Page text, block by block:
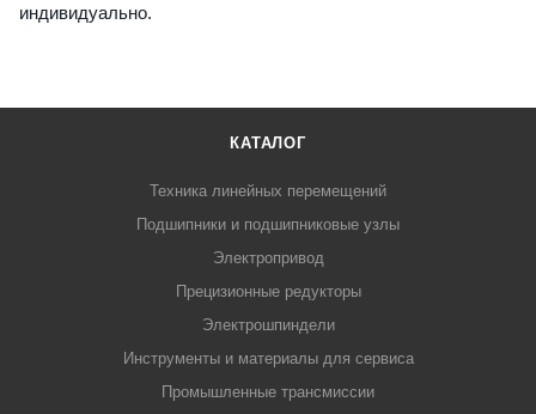
индивидуально.
КАТАЛОГ
Техника линейных перемещений
Подшипники и подшипниковые узлы
Электропривод
Прецизионные редукторы
Электрошпиндели
Инструменты и материалы для сервиса
Промышленные трансмиссии